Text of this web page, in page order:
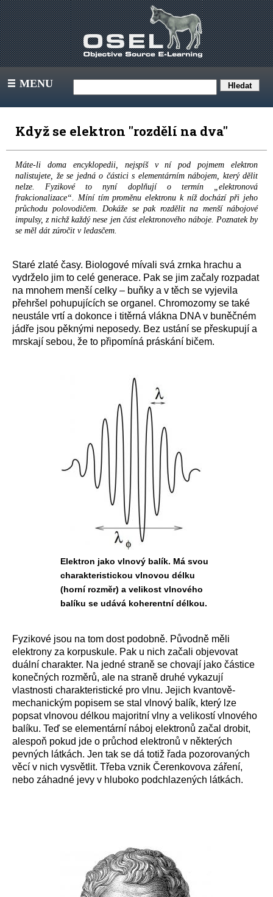
III MENU
Když se elektron "rozdělí na dva"
Máte-li doma encyklopedii, nejspíš v ní pod pojmem elektron
nalistujete, že se jedná o částici s elementárním nábojem, který dělit
nelze. Fyzikové to nyní doplňují o termín „elektronová
frakcionalizace“. Míní tím proměnu elektronu k níž dochází při jeho
průchodu polovodičem. Dokáže se pak rozdělit na menší nábojové
impulsy, z nichž každý nese jen část elektronového náboje. Poznatek by
se měl dát zúročit v ledasčem.
Staré zlaté časy. Biologové mívali svá zrnka hrachu a
vydrželo jim to celé generace. Pak se jim začaly rozpadat
na mnohem menší celky – buňky a v těch se vyjevila
přehršel pohupujících se organel. Chromozomy se také
neustále vrtí a dokonce i titěrná vlákna DNA v buněčném
jádře jsou pěknými neposedy. Bez ustání se přeskupují a
mrskají sebou, že to připomíná práskání bičem.
Elektron jako vlnový balík. Má svou
charakteristickou vlnovou délku
(horní rozměr) a velikost vlnového
balíku se udává koherentní délkou.
Fyzikové jsou na tom dost podobně. Původně měli
elektrony za korpuskule. Pak u nich začali objevovat
duální charakter. Na jedné straně se chovají jako částice
konečných rozměrů, ale na straně druhé vykazují
vlastnosti charakteristické pro vlnu. Jejich kvantově-
mechanickým popisem se stal vlnový balík, který lze
popsat vlnovou délkou majoritní vlny a velikostí vlnového
balíku. Teď se elementární náboj elektronů začal drobit,
alespoň pokud jde o průchod elektronů v některých
pevných látkách. Jen tak se dá totiž řada pozorovaných
věcí v nich vysvětlit. Třeba vznik Čerenkovova záření,
nebo záhadné jevy v hluboko podchlazených látkách.